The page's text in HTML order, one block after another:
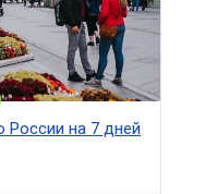
России на 7 дней